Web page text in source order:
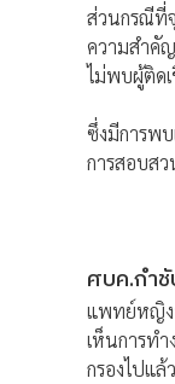
ส่วนกรณีที่
ความสำคั
ไม่พบผู้ติด
ซึ่งมีการพ
การสอบสว
ศบค.กำ
แพทย์หญิง
เห็นการทำ
กรองไปแล้